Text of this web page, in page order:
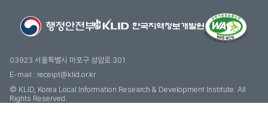
기
03923 서울특별시 마포구 성암로 301
E-mail : receipt@klid.or.kr
© KLID, Korea Local Information Research & Development Institute. AII
Rights Reserved.